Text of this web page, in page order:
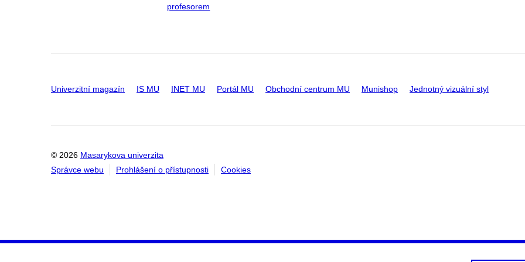
profesorem
Univerzitní magazín IS MU INET MU Portál MU Obchodní centrum MU Munishop Jednotný vizuální styl
© 2026 Masarykova univerzita
Správce webu
Prohlášení o přístupnosti Cookies